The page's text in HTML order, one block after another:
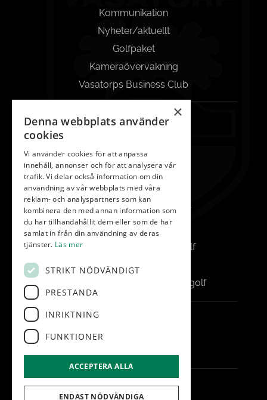
Kommunikation
Nyheter/aktuellt
Golfpaket
Kameraövervakning
Vasatorps Business Club
KONTAKT
Reception
info@vasatorp.golf
Restaurang
restaurang@vasatorp.golf
Klubbchef
louise.friberg@vasatorp.golf
Banchef
pontus.albertsson@vasatorp.golf
© Vasatorp.Golf
×
Denna webbplats använder
cookies
Vi använder cookies för att anpassa
innehåll, annonser och för att analysera vår
trafik. Vi delar också information om din
användning av vår webbplats med våra
reklam- och analyspartners som kan
kombinera den med annan information som
du har tillhandahållit dem eller som de har
samlat in från din användning av deras
tjänster. Läs mer
STRIKT NÖDVÄNDIGT
PRESTANDA
INRIKTNING
FUNKTIONER
ACCEPTERA ALLA
ENDAST NÖDVÄNDIGA